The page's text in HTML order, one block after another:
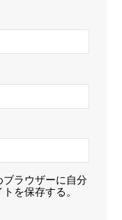
ラウザーに自分
を保存する。